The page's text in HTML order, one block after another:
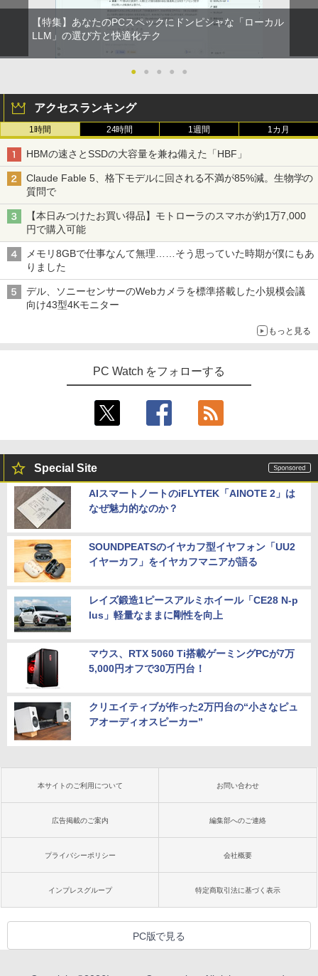
日本史探偵コナン 全12巻セット [ 青山
剛昌 ]
￥12,936
￥1,964
Xiaomi シャオミ REDMI Buds 8 Lite ワイヤ
レスイヤホン Bluetooth 5.4 ノイズキャンセ
￥3,480
BUGS LIFE
￥250
コカ・コーラ やかんの麦茶 from 爽健美茶 ラ
ベルレス 650mlPET×24本
スーパーの裏でヤニ吸うふたり 9巻 (デジタル
版ビッグガンガンコミックス)
￥810
【特集】あなたのPCスペックにドンピシャな「ローカル
LLM」の選び方と快適化テク
● ● ● ● ●
アクセスランキング
1時間 24時間 1週間 1カ月
HBMの速さとSSDの大容量を兼ね備えた「HBF」
Claude Fable 5、格下モデルに回される不満が85%減。生物学の
質問で
【本日みつけたお買い得品】モトローラのスマホが約1万7,000
円で購入可能
メモリ8GBで仕事なんて無理……そう思っていた時期が僕にもあ
りました
デル、ソニーセンサーのWebカメラを標準搭載した小規模会議
向け43型4Kモニター
もっと見る
PC Watch をフォローする
Special Site
AIスマートノートのiFLYTEK「AINOTE 2」は
なぜ魅力的なのか？
SOUNDPEATSのイヤカフ型イヤフォン「UU2
イヤーカフ」をイヤカフマニアが語る
レイズ鍛造1ピースアルミホイール「CE28 N-p
lus」軽量なままに剛性を向上
マウス、RTX 5060 Ti搭載ゲーミングPCが7万
5,000円オフで30万円台！
クリエイティブが作った2万円台の“小さなピュ
アオーディオスピーカー”
本サイトのご利用について お問い合わせ
広告掲載のご案内 編集部へのご連絡
プライバシーポリシー 会社概要
インプレスグループ 特定商取引法に基づく表示
PC版で見る